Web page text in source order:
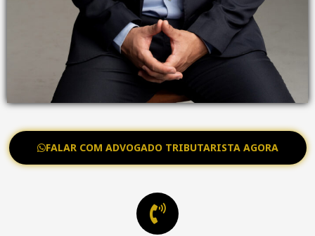
FALAR COM ADVOGADO TRIBUTARISTA AGORA